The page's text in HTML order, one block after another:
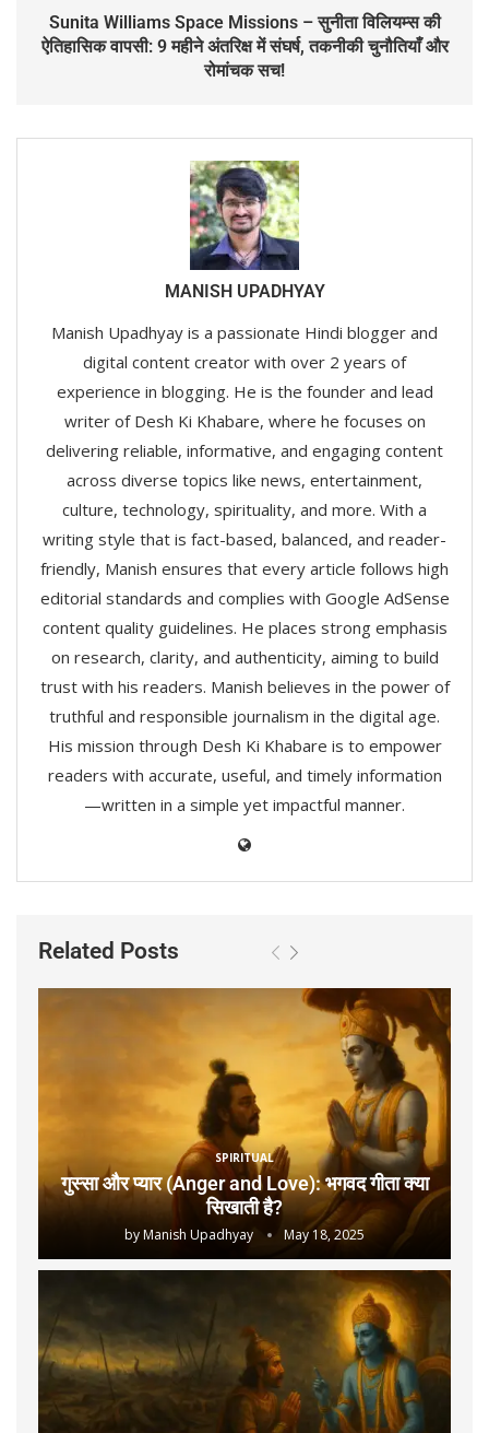
Sunita Williams Space Missions – सुनीता विलियम्स की
ऐतिहासिक वापसी: 9 महीने अंतरिक्ष में संघर्ष, तकनीकी चुनौतियाँ और
रोमांचक सच!
MANISH UPADHYAY
Manish Upadhyay is a passionate Hindi blogger and
digital content creator with over 2 years of
experience in blogging. He is the founder and lead
writer of Desh Ki Khabare, where he focuses on
delivering reliable, informative, and engaging content
across diverse topics like news, entertainment,
culture, technology, spirituality, and more. With a
writing style that is fact-based, balanced, and reader-
friendly, Manish ensures that every article follows high
editorial standards and complies with Google AdSense
content quality guidelines. He places strong emphasis
on research, clarity, and authenticity, aiming to build
trust with his readers. Manish believes in the power of
truthful and responsible journalism in the digital age.
His mission through Desh Ki Khabare is to empower
readers with accurate, useful, and timely information
—written in a simple yet impactful manner.
Related Posts
SPIRITUAL
गुस्सा और प्यार (Anger and Love): भगवद गीता क्या
सिखाती है?
byManish Upadhyay May 18, 2025